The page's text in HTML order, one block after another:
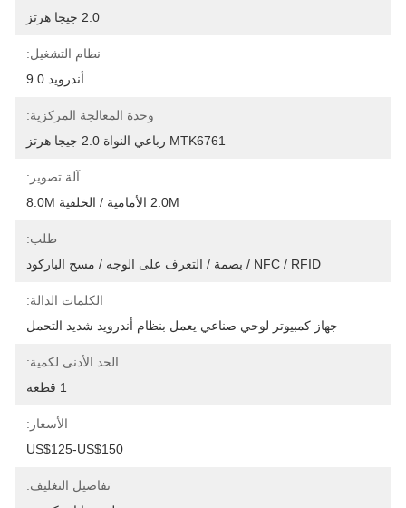
2.0 جيجا هرتز
نظام التشغيل:
أندرويد 9.0
وحدة المعالجة المركزية:
MTK6761 رباعي النواة 2.0 جيجا هرتز
آلة تصوير:
2.0M الأمامية / الخلفية 8.0M
طلب:
NFC / RFID / بصمة / التعرف على الوجه / مسح الباركود
الكلمات الدالة:
جهاز كمبيوتر لوحي صناعي يعمل بنظام أندرويد شديد التحمل
الحد الأدنى لكمية:
1 قطعة
الأسعار:
US$125-US$150
تفاصيل التغليف: